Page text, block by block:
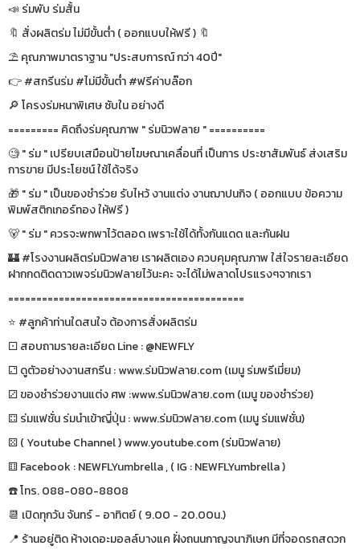
📣 ร่มพับ ร่มสั้น
🔖 สั่งผลิตร่ม ไม่มีขั้นต่ำ ( ออกแบบให้ฟรี ) 🔖
⛱ คุณภาพมาตราฐาน "ประสบการณ์ กว่า 40ปี"
👉 #สกรีนร่ม #ไม่มีขั้นต่ำ #ฟรีค่าบล๊อก
🔎 โครงร่มหนาพิเศษ ซับใน อย่างดี
========= คิดถึงร่มคุณภาพ " ร่มนิวฟลาย " ==========
🧐 " ร่ม " เปรียบเสมือนป้ายโฆษณาเคลื่อนที่ เป็นการ ประชาสัมพันธ์ ส่งเสริม
การขาย มีประโยชน์ ใช้ได้จริง
🎁 " ร่ม " เป็นของชำร่วย รับไหว้ งานแต่ง งานฌาปนกิจ ( ออกแบบ ข้อความ
พิมพ์สติกเกอร์ทอง ให้ฟรี )
🐻 " ร่ม " ควรจะพกพาไว้ตลอด เพราะใช้ได้ทั้งกันแดด และกันฝน
🏰 #โรงงานผลิตร่มนิวฟลาย เราผลิตเอง ควบคุมคุณภาพ ใส่ใจรายละเอียด
ฝากกดติดดาวเพจร่มนิวฟลายไว้นะคะ จะได้ไม่พลาดโปรแรงๆจากเรา
==========================================
⭐️ #ลูกค้าท่านใดสนใจ ต้องการสั่งผลิตร่ม
⚀ สอบถามรายละเอียด Line : @NEWFLY
⚁ ดูตัวอย่างงานสกรีน : www.ร่มนิวฟลาย.com (เมนู ร่มพรีเมี่ยม)
⚂ ของชำร่วยงานแต่ง ศพ :www.ร่มนิวฟลาย.com (เมนู ของชำร่วย)
⚃ ร่มแฟชั่น ร่มนำเข้าญี่ปุ่น : www.ร่มนิวฟลาย.com (เมนู ร่มแฟชั่น)
⚄ ( Youtube Channel ) www.youtube.com (ร่มนิวฟลาย)
⚅ Facebook : NEWFLYumbrella , ( IG : NEWFLYumbrella )
☎️ โทร. 088-080-8808
📆 เปิดทุกวัน จันทร์ - อาทิตย์ ( 9.00 - 20.00น.)
📍 ร้านอยู่ติด ห้างเดอะมอลล์บางแค ฝั่งถนนกาญจนาภิเษก มีที่จอดรถสดวก